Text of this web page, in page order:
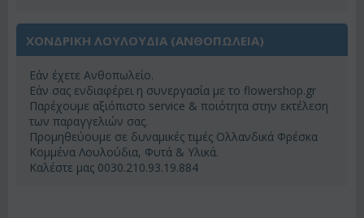
ΧΟΝΔΡΙΚΗ ΛΟΥΛΟΥΔΙΑ (ΑΝΘΟΠΩΛΕΊΑ)
Εάν έχετε Ανθοπωλείο.
Εάν σας ενδιαφέρει η συνεργασία με το flowershop.gr
Παρέχουμε αξιόπιστο service & ποιότητα στην εκτέλεση
των παραγγελιών σας.
Προμηθεύουμε σε δυναμικές τιμές Ολλανδικά Φρέσκα
Κομμένα Λουλούδια, Φυτά & Υλικά.
Καλέστε μας 0030.210.93.19.884